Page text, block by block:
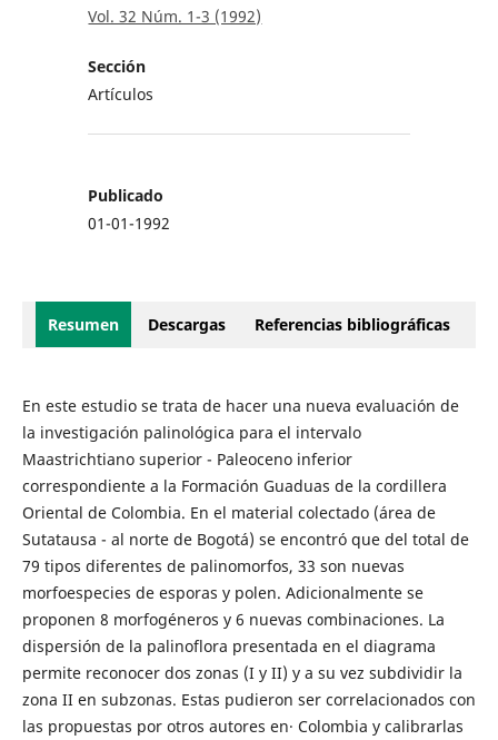
Vol. 32 Núm. 1-3 (1992)
Sección
Artículos
Publicado
01-01-1992
Resumen Descargas Referencias bibliográficas
En este estudio se trata de hacer una nueva evaluación de
la investigación palinológica para el intervalo
Maastrichtiano superior - Paleoceno inferior
correspondiente a la Formación Guaduas de la cordillera
Oriental de Colombia. En el material colectado (área de
Sutatausa - al norte de Bogotá) se encontró que del total de
79 tipos diferentes de palinomorfos, 33 son nuevas
morfoespecies de esporas y polen. Adicionalmente se
proponen 8 morfogéneros y 6 nuevas combinaciones. La
dispersión de la palinoflora presentada en el diagrama
permite reconocer dos zonas (I y II) y a su vez subdividir la
zona II en subzonas. Estas pudieron ser correlacionados con
las propuestas por otros autores en· Colombia y calibrarlas